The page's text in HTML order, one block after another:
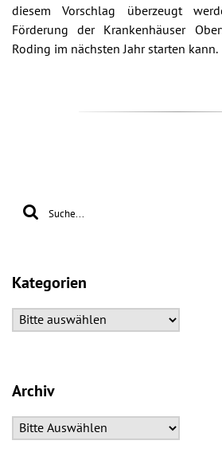
diesem Vorschlag überzeugt
Förderung der Krankenhäuser
Roding im nächsten Jahr starten kann.
Kategorien
Archiv